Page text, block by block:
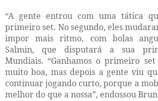
“A gente entrou com uma tática
primeiro set. No segundo, eles
impor mais ritmo, com bolas
Salmin, que disputará a sua
Mundiais. “Ganhamos o primeiro
muito boa, mas depois a gente viu
continuar jogando curto, porque a
melhor do que a nossa”, endossou